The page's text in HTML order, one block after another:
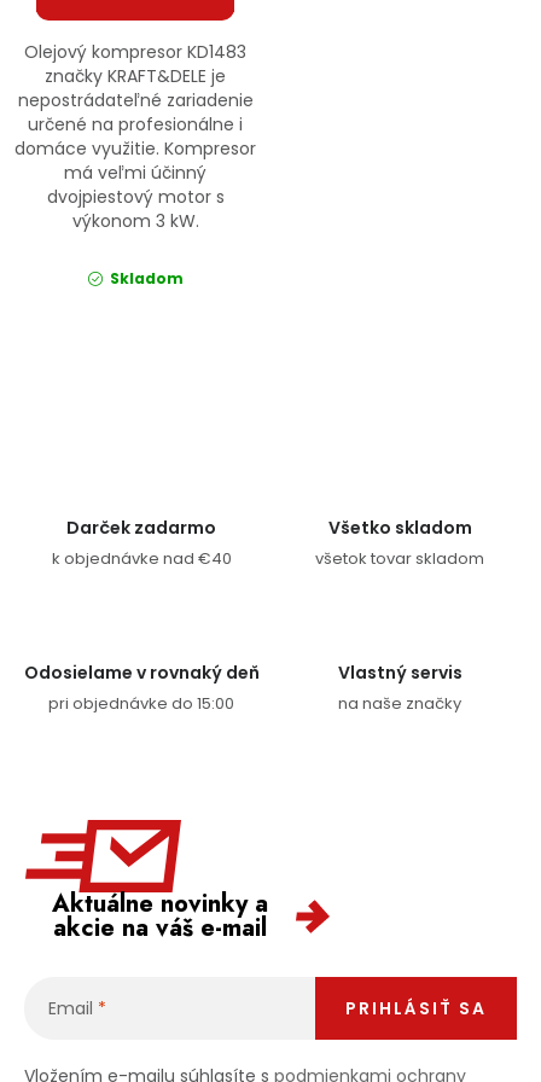
Olejový kompresor KD1483
značky KRAFT&DELE je
nepostrádateľné zariadenie
určené na profesionálne i
domáce využitie. Kompresor
má veľmi účinný
dvojpiestový motor s
výkonom 3 kW.
Skladom
Darček zadarmo
k objednávke nad €40
Všetko skladom
všetok tovar skladom
Odosielame v rovnaký deň
pri objednávke do 15:00
Vlastný servis
na naše značky
Aktuálne novinky a
akcie na váš e-mail
Email
Vložením e-mailu súhlasíte s podmienkami ochrany
PRIHLÁSIŤ SA